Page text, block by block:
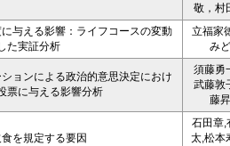
敬，村
与える影響：ライフコースの変動
た実証分析
立福家
み
ョンによる政治的意思決定におけ
票に与える影響分析
須藤勇
武藤敦
藤
を規定する要因
石田章,
太,松本